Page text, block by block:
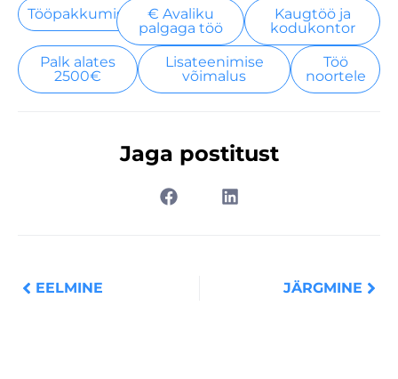
Tööpakkumised
€ Avaliku
palgaga töö
Kaugtöö ja
kodukontor
Palk alates
2500€
Lisateenimise
võimalus
Töö
noortele
Jaga postitust
EELMINE JÄRGMINE